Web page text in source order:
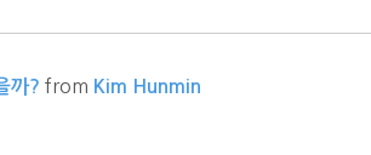
까? from Kim Hunmin